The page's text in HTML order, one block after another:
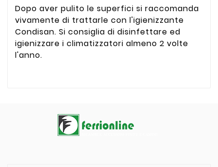
Dopo aver pulito le superfici si raccomanda
vivamente di trattarle con l'igienizzante
Condisan. Si consiglia di disinfettare ed
igienizzare i climatizzatori almeno 2 volte
l'anno.